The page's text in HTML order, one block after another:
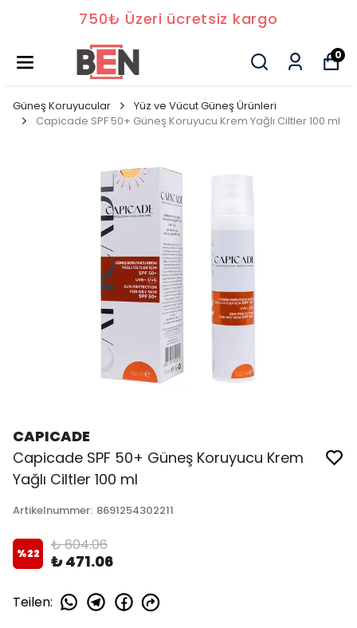
750₺ Üzeri ücretsiz kargo
0
Güneş Koruyucular
Yüz ve Vücut Güneş Ürünleri
Capicade SPF 50+ Güneş Koruyucu Krem Yağlı Ciltler 100 ml
CAPICADE
Capicade SPF 50+ Güneş Koruyucu Krem
Yağlı Ciltler 100 ml
Artikelnummer: 8691254302211
%22 ₺ 604.06
₺ 471.06
Teilen: